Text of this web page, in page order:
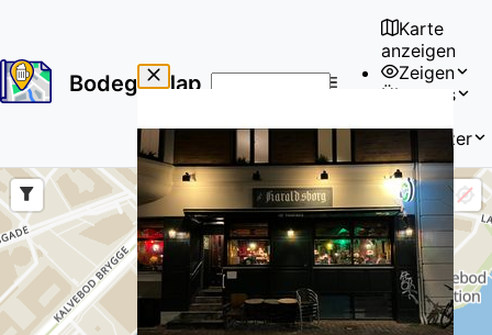
Bodega Map
results
found
Karte
anzeigen
Zeigen
Über uns
Benutzer